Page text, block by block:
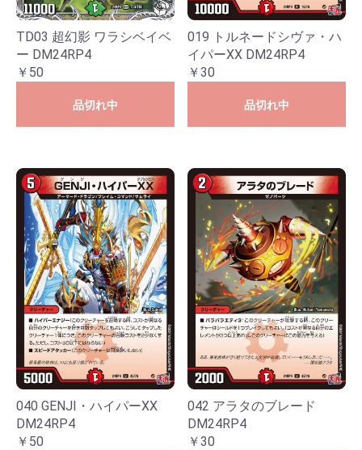
TD03 超幻影 ワラシベイベ
ー DM24RP4
￥50
品切れ中
019 トルネードシヴァ・ハ
イパーXX DM24RP4
￥30
品切れ中
040 GENJI・ハイパーXX
DM24RP4
￥50
042 アラタのブレード
DM24RP4
￥30